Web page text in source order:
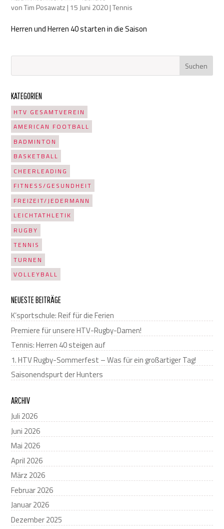
vonTim Posawatz | 15 Juni 2020|Tennis
Herren und Herren 40 starten in die Saison
KATEGORIEN
HTV GESAMTVEREIN
AMERICAN FOOTBALL
BADMINTON
BASKETBALL
CHEERLEADING
FITNESS/GESUNDHEIT
FREIZEIT/JEDERMANN
LEICHTATHLETIK
RUGBY
TENNIS
TURNEN
VOLLEYBALL
NEUESTE BEITRÄGE
K’sportschule: Reif für die Ferien
Premiere für unsere HTV-Rugby-Damen!
Tennis: Herren 40 steigen auf
1. HTV Rugby-Sommerfest – Was für ein großartiger Tag!
Saisonendspurt der Hunters
ARCHIV
Juli 2026
Juni 2026
Mai 2026
April 2026
März 2026
Februar 2026
Januar 2026
Dezember 2025